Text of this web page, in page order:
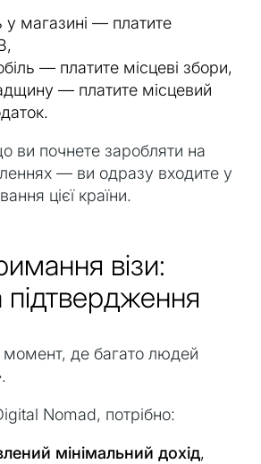
у магазині — платите
— платите місцеві збори,
— платите місцевий
ви почнете заробляти на
— ви одразу входите у
цієї країни.
візи:
де багато людей
Nomad, потрібно:
мінімальний дохід,